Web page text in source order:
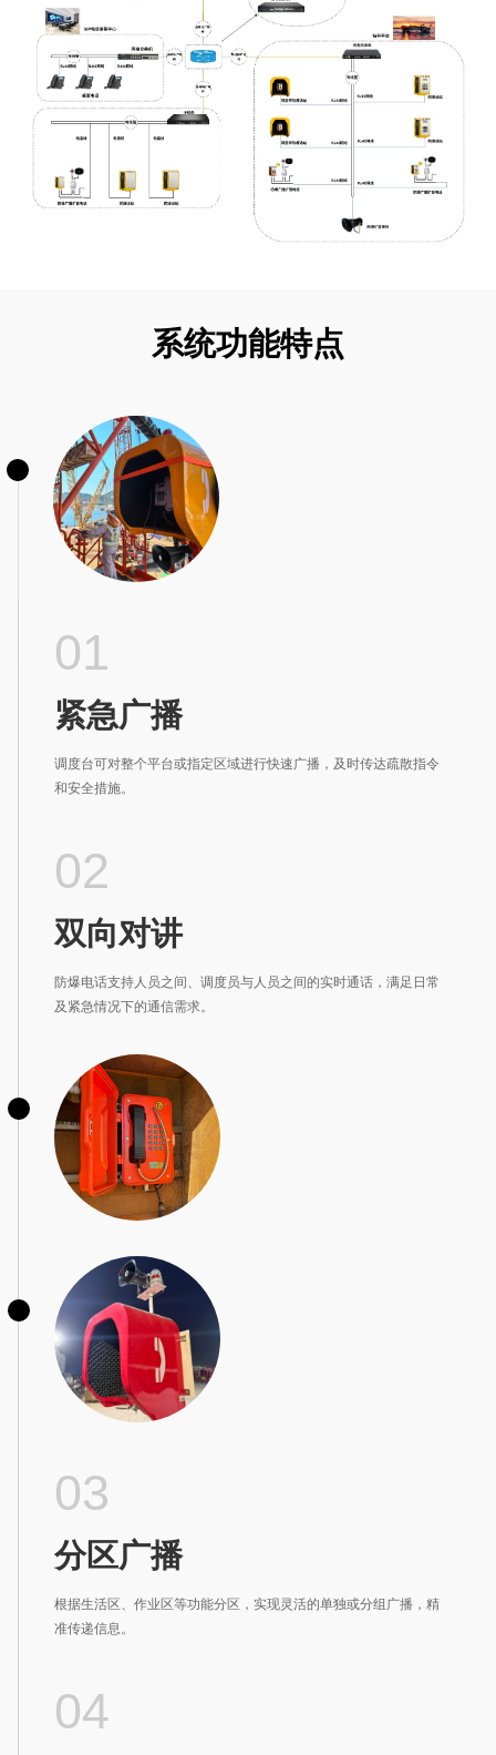
系统功能特点
01
紧急广播
调度台可对整个平台或指定区域进行快速广播，及时传达疏散指令
和安全措施。
02
双向对讲
防爆电话支持人员之间、调度员与人员之间的实时通话，满足日常
及紧急情况下的通信需求。
03
分区广播
根据生活区、作业区等功能分区，实现灵活的单独或分组广播，精
准传递信息。
04